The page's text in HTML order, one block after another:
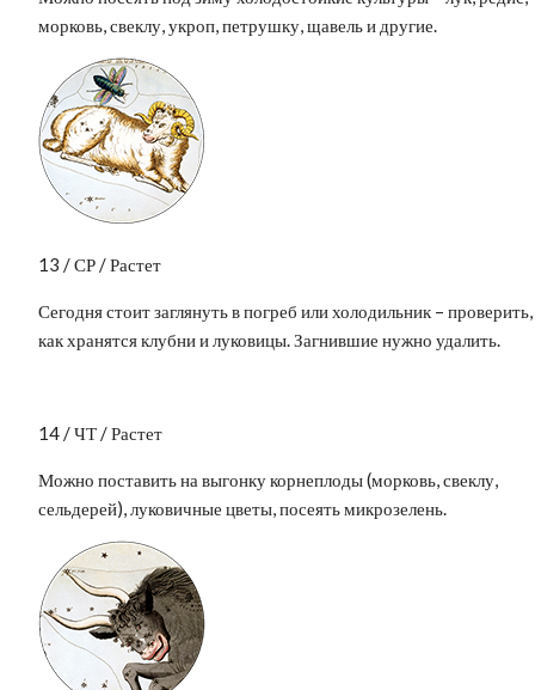
морковь, свеклу, укроп, петрушку, щавель и другие.
13 / СР / Растет
Сегодня стоит заглянуть в погреб или холодильник – проверить,
как хранятся клубни и луковицы. Загнившие нужно удалить.
14 / ЧТ / Растет
Можно поставить на выгонку корнеплоды (морковь, свеклу,
сельдерей), луковичные цветы, посеять микрозелень.